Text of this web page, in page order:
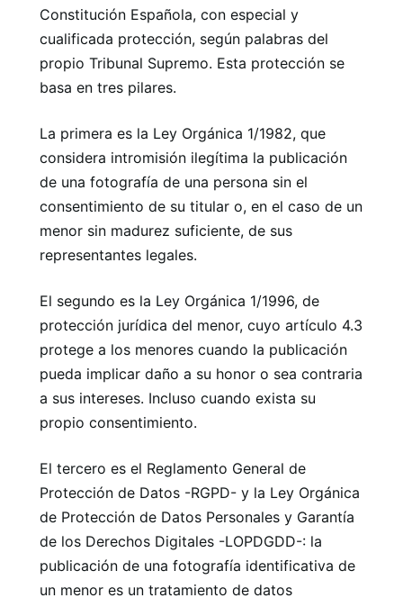
Constitución Española, con especial y
cualificada protección, según palabras del
propio Tribunal Supremo. Esta protección se
basa en tres pilares.
La primera es la Ley Orgánica 1/1982, que
considera intromisión ilegítima la publicación
de una fotografía de una persona sin el
consentimiento de su titular o, en el caso de un
menor sin madurez suficiente, de sus
representantes legales.
El segundo es la Ley Orgánica 1/1996, de
protección jurídica del menor, cuyo artículo 4.3
protege a los menores cuando la publicación
pueda implicar daño a su honor o sea contraria
a sus intereses. Incluso cuando exista su
propio consentimiento.
El tercero es el Reglamento General de
Protección de Datos -RGPD- y la Ley Orgánica
de Protección de Datos Personales y Garantía
de los Derechos Digitales -LOPDGDD-: la
publicación de una fotografía identificativa de
un menor es un tratamiento de datos